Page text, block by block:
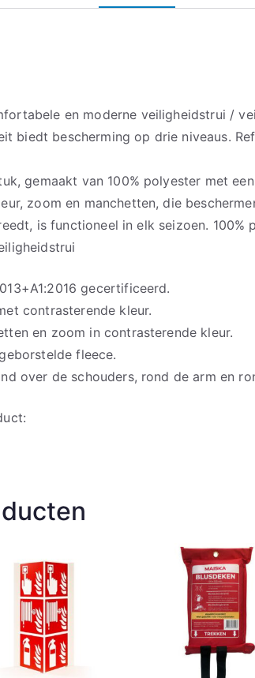
en moderne veiligheidstrui /
biedt bescherming op drie niveaus.
gemaakt van 100% polyester met
zoom en manchetten, die
is functioneel in elk seizoen. 100%
gecertificeerd.
contrasterende kleur.
en zoom in contrasterende kleur.
fleece.
over de schouders, rond de arm en